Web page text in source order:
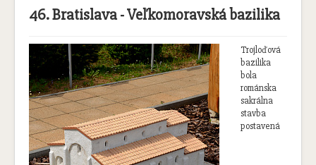
Park miniatúr
Novinky
Partneri
Media/Press
Sponzorstvo
ESHOP
Kontakt
46. Bratislava - Veľkomoravská bazilika
Trojloďová
bazilika
bola
románska
sakrálna
stavba
postavená